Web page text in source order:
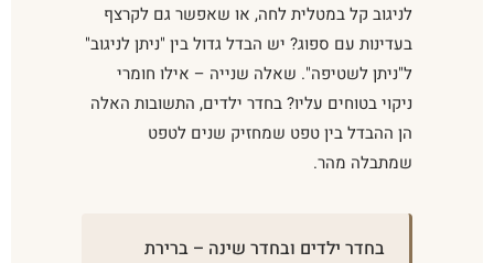
לניגוב קל במטלית לחה, או שאפשר גם לקרצף
בעדינות עם ספוג? יש הבדל גדול בין "ניתן לניגוב"
ל"ניתן לשטיפה". שאלה שנייה – אילו חומרי
ניקוי בטוחים עליו? בחדר ילדים, התשובות האלה
הן ההבדל בין טפט שמחזיק שנים לטפט
שמתבלה מהר.
בחדר ילדים ובחדר שינה – ברירת